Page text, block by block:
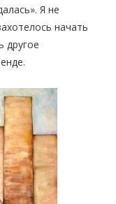
Я не
начать
другое